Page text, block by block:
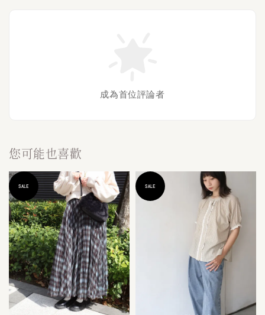
成為首位評論者
您可能也喜歡
SALE SALE